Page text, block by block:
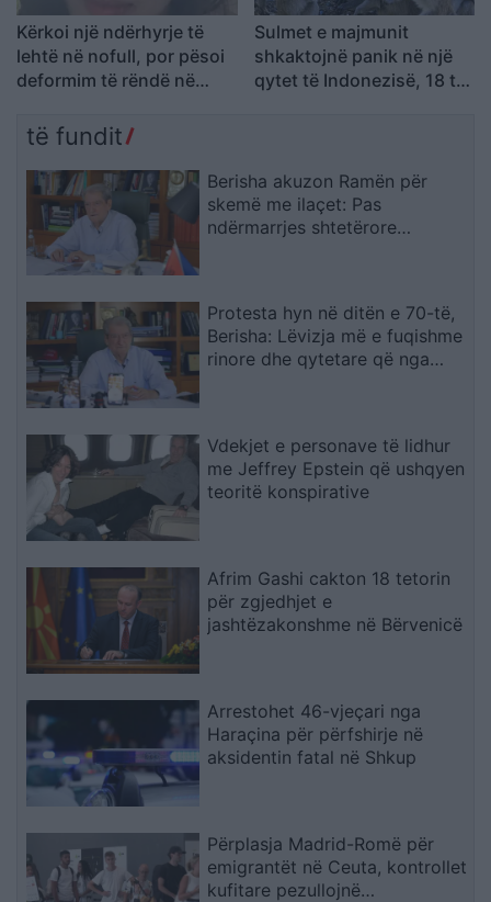
Kërkoi një ndërhyrje të
lehtë në nofull, por pësoi
deformim të rëndë në
modele
Sulmet e majmunit
shkaktojnë panik në një
qytet të Indonezisë, 18 të
të fundit
Berisha akuzon Ramën për
skemë me ilaçet: Pas
ndërmarrjes shtetërore
Protesta hyn në ditën e 70-të,
Berisha: Lëvizja më e fuqishme
rinore dhe qytetare që nga
Vdekjet e personave të lidhur
me Jeffrey Epstein që ushqyen
teoritë konspirative
Afrim Gashi cakton 18 tetorin
për zgjedhjet e
jashtëzakonshme në Bërvenicë
Arrestohet 46-vjeçari nga
Haraçina për përfshirje në
aksidentin fatal në Shkup
Përplasja Madrid-Romë për
emigrantët në Ceuta, kontrollet
kufitare pezullojnë